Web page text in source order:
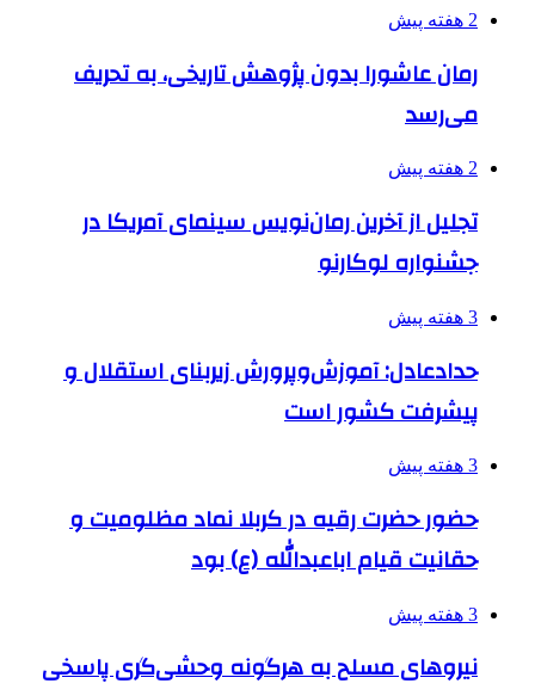
2 هفته پیش
رمان عاشورا بدون پژوهش تاریخی، به تحریف
می‌رسد
2 هفته پیش
تجلیل از آخرین رمان‌نویس سینمای آمریکا در
جشنواره لوکارنو
3 هفته پیش
حدادعادل: آموزش‌وپرورش زیربنای استقلال و
پیشرفت کشور است
3 هفته پیش
حضور حضرت رقیه در کربلا نماد مظلومیت و
حقانیت قیام اباعبدالله (ع) بود
3 هفته پیش
نیروهای مسلح به هرگونه وحشی‌گری پاسخی